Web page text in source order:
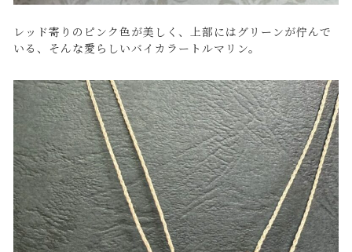
レッド寄りのピンク色が美しく、上部にはグリーンが佇んで
いる、そんな愛らしいバイカラートルマリン。